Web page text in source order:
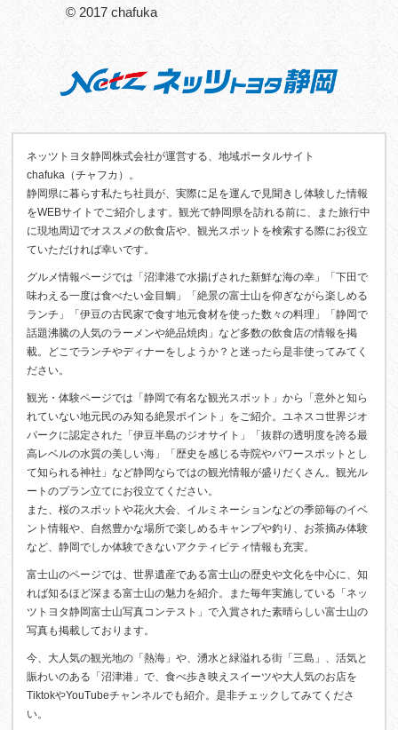
© 2017 chafuka
ネッツトヨタ静岡株式会社が運営する、地域ポータルサイト
chafuka（チャフカ）。
静岡県に暮らす私たち社員が、実際に足を運んで見聞きし体験した情報
をWEBサイトでご紹介します。観光で静岡県を訪れる前に、また旅行中
に現地周辺でオススメの飲食店や、観光スポットを検索する際にお役立
ていただければ幸いです。
グルメ情報ページでは「沼津港で水揚げされた新鮮な海の幸」「下田で
味わえる一度は食べたい金目鯛」「絶景の富士山を仰ぎながら楽しめる
ランチ」「伊豆の古民家で食す地元食材を使った数々の料理」「静岡で
話題沸騰の人気のラーメンや絶品焼肉」など多数の飲食店の情報を掲
載。どこでランチやディナーをしようか？と迷ったら是非使ってみてく
ださい。
観光・体験ページでは「静岡で有名な観光スポット」から「意外と知ら
れていない地元民のみ知る絶景ポイント」をご紹介。ユネスコ世界ジオ
パークに認定された「伊豆半島のジオサイト」「抜群の透明度を誇る最
高レベルの水質の美しい海」「歴史を感じる寺院やパワースポットとし
て知られる神社」など静岡ならではの観光情報が盛りだくさん。観光ル
ートのプラン立てにお役立てください。
また、桜のスポットや花火大会、イルミネーションなどの季節毎のイベ
ント情報や、自然豊かな場所で楽しめるキャンプや釣り、お茶摘み体験
など、静岡でしか体験できないアクティビティ情報も充実。
富士山のページでは、世界遺産である富士山の歴史や文化を中心に、知
れば知るほど深まる富士山の魅力を紹介。また毎年実施している「ネッ
ツトヨタ静岡富士山写真コンテスト」で入賞された素晴らしい富士山の
写真も掲載しております。
今、大人気の観光地の「熱海」や、湧水と緑溢れる街「三島」、活気と
賑わいのある「沼津港」で、食べ歩き映えスイーツや大人気のお店を
TiktokやYouTubeチャンネルでも紹介。是非チェックしてみてくださ
い。